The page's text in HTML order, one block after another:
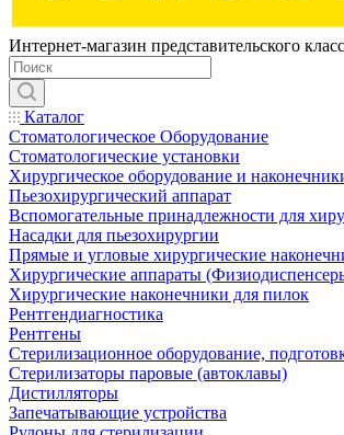
Интернет-магазин представительского
Каталог
Стоматологическое Оборудование
Стоматологические установки
Хирургическое оборудование и
Пьезохирургический аппарат
Вспомогательные принадлежности для
Насадки для пьезохирургии
Прямые и угловые хирургические
Хирургические аппараты
Хирургические наконечники для пилок
Рентгендиагностика
Рентгены
Стерилизационное оборудование,
Стерилизаторы паровые (автоклавы)
Дистилляторы
Запечатывающие устройства